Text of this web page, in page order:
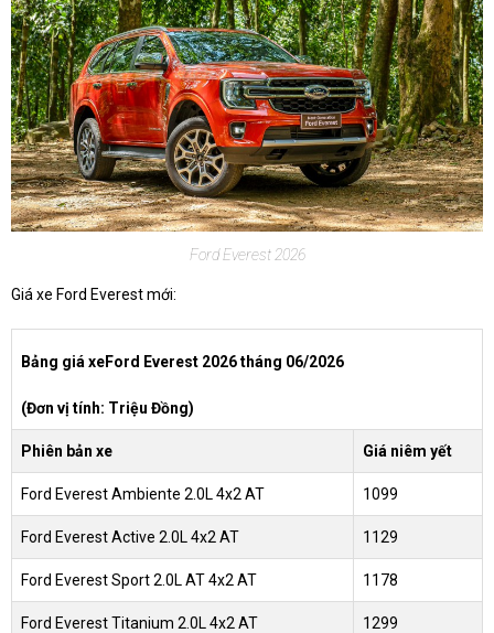
Ford Everest 2026
Giá xe Ford Everest mới:
Bảng giá xeFord Everest 2026 tháng 06/2026
(Đơn vị tính: Triệu Đồng)
Phiên bản xe Giá niêm yết
Ford Everest Ambiente 2.0L 4x2 AT 1099
Ford Everest Active 2.0L 4x2 AT 1129
Ford Everest Sport 2.0L AT 4x2 AT 1178
Ford Everest Titanium 2.0L 4x2 AT 1299